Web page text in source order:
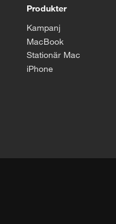
Produkter
Kampanj
MacBook
Stationär Mac
iPhone